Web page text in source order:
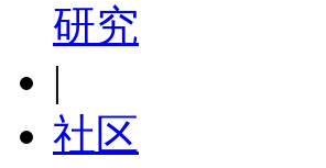
研究
|
社区